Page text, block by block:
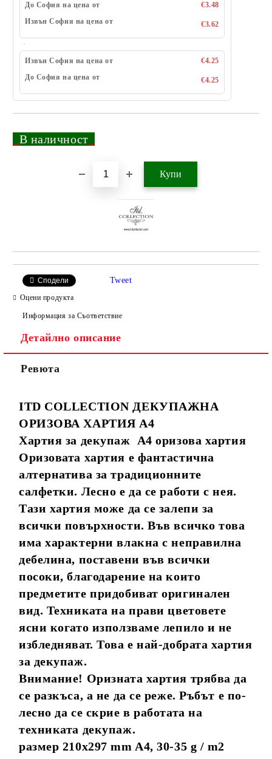
До София на цена от
€3.48
Извън София на цена от
€3.62
Извън София на цена от
€4.25
До София на цена от
€4.25
В наличност
Сподели Tweet
Оцени продукта
Информация за Съответствие
Детайлно описание
Ревюта
ITD COLLECTIONДЕКУПАЖНА
ОРИЗОВА ХАРТИЯ А4
Хартия за декупаж А4 оризова хартия
Оризовата хартия е фантастична
алтернатива за традиционните
салфетки. Лесно е да се работи с нея.
Тази хартия може да се залепи за
всички повърхности. Във всичко това
има характерни влакна с неправилна
дебелина, поставени във всички
посоки, благодарение на които
предметите придобиват оригинален
вид. Техниката на прави цветовете
ясни когато използваме лепило и не
избледняват. Това е най-добрата хартия
за декупаж.
Внимание! Оризната хартия трябва да
се разкъса, а не да се реже. Ръбът е по-
лесно да се скрие в работата на
техниката декупаж.
размер 210x297 mm A4, 30-35 g / m2